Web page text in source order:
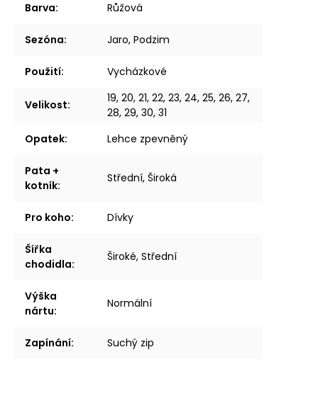
Barva: Růžová
Sezóna: Jaro, Podzim
Použití: Vycházkové
Velikost:
19, 20, 21, 22, 23, 24, 25, 26, 27,
28, 29, 30, 31
Opatek: Lehce zpevněný
Pata +
kotník:
Střední, Široká
Pro koho: Dívky
Šířka
chodidla:
Široké, Střední
Výška
nártu:
Normální
Zapínání: Suchý zip